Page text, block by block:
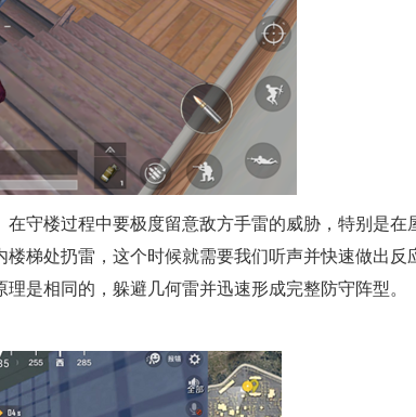
守楼过程中要极度留意敌方手雷的威胁，特别是在
梯处扔雷，这个时候就需要我们听声并快速做出反
是相同的，躲避几何雷并迅速形成完整防守阵型。